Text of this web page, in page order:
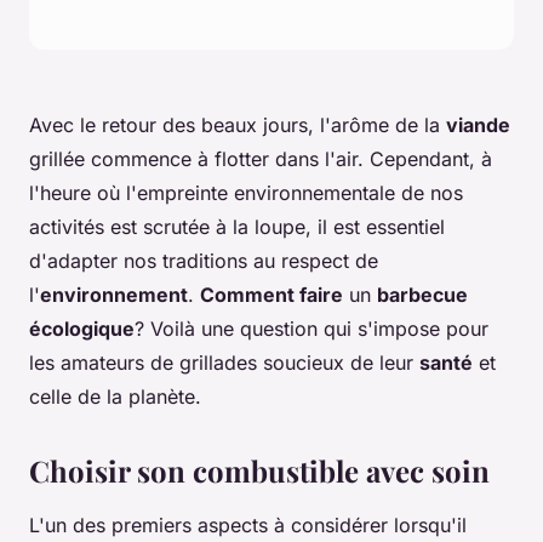
Avec le retour des beaux jours, l'arôme de la viande
grillée commence à flotter dans l'air. Cependant, à
l'heure où l'empreinte environnementale de nos
activités est scrutée à la loupe, il est essentiel
d'adapter nos traditions au respect de
l'environnement. Comment faire un barbecue
écologique? Voilà une question qui s'impose pour
les amateurs de grillades soucieux de leur santé et
celle de la planète.
Choisir son combustible avec soin
L'un des premiers aspects à considérer lorsqu'il